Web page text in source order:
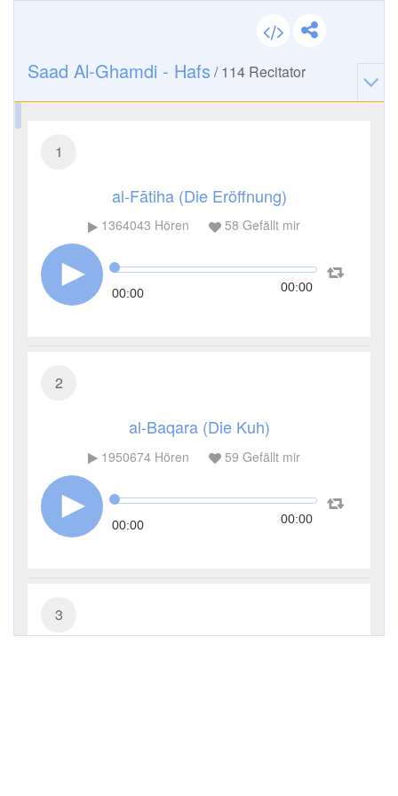
Saad Al-Ghamdi - Hafs /114 Recitator
1
al-Fātiha (Die Eröffnung)
1364043 Hören 58 Gefällt mir
00:00 00:00
2
al-Baqara (Die Kuh)
1950674Hören 59 Gefällt mir
00:00 00:00
3